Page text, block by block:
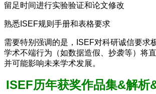
留足时间进行实验验证和论文修改
熟悉ISEF规则手册和表格要求
需要特别强调的是，ISEF对科研诚信要求
学术不端行为（如数据造假、抄袭等）将
并可能影响未来学术发展。
ISEF历年获奖作品集&解析